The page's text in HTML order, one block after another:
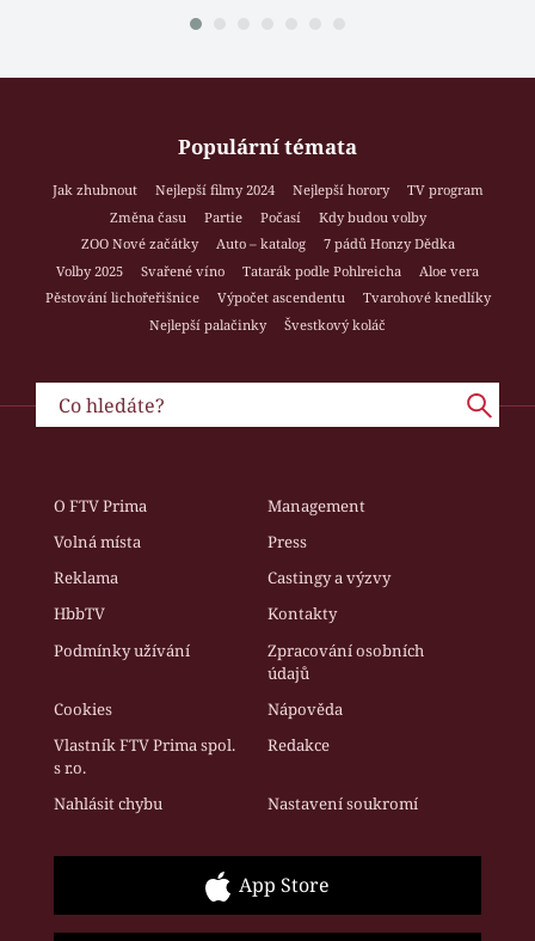
Populární témata
Jak zhubnout Nejlepší filmy 2024 Nejlepší horory
TV program
Změna času
Partie Počasí
Kdy budou volby
ZOO Nové začátky
Auto – katalog
7 pádů Honzy Dědka
Volby 2025
Svařené víno Tatarák podle Pohlreicha
Aloe vera
Pěstování lichořeřišnice
Výpočet ascendentu
Tvarohové knedlíky
Nejlepší palačinky
Švestkový koláč
O FTV Prima
Management
Volná místa
Press
Reklama
Castingy a výzvy
HbbTV
Kontakty
Podmínky užívání
Zpracování osobních
údajů
Cookies
Nápověda
Vlastník FTV Prima spol.
s r.o.
Redakce
Nahlásit chybu Nastavení soukromí
App Store